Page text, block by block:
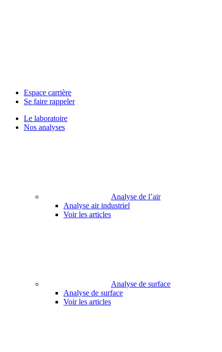
Espace carrière
Se faire rappeler
Le laboratoire
Nos analyses
Analyse de l’air
Analyse air industriel
Voir les articles
Analyse de surface
Analyse de surface
Voir les articles